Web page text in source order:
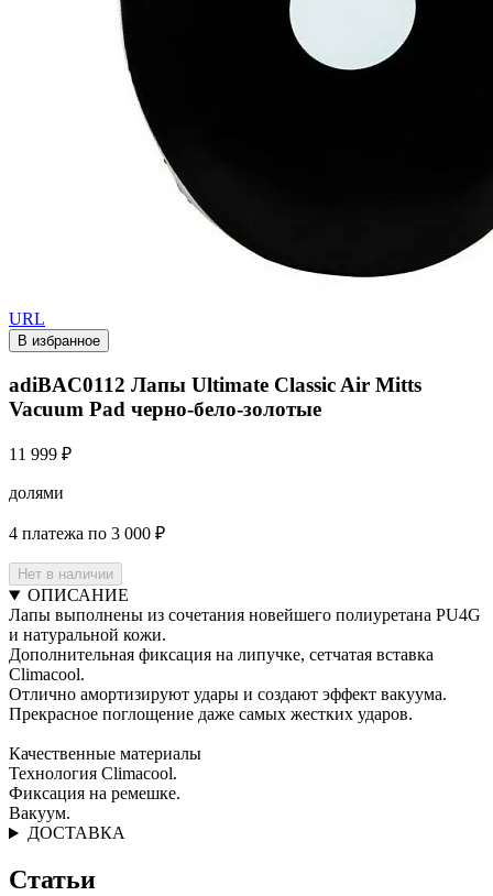
URL
В избранное
adiBAC0112 Лапы Ultimate Classic Air Mitts
Vacuum Pad черно-бело-золотые
11 999 ₽
долями
4 платежа по 3 000 ₽
Нет в наличии
ОПИСАНИЕ
Лапы выполнены из сочетания новейшего полиуретана PU4G
и натуральной кожи.
Дополнительная фиксация на липучке, сетчатая вставка
Climacool.
Отлично амортизируют удары и создают эффект вакуума.
Прекрасное поглощение даже самых жестких ударов.
Качественные материалы
Технология Climacool.
Фиксация на ремешке.
Вакуум.
ДОСТАВКА
Статьи